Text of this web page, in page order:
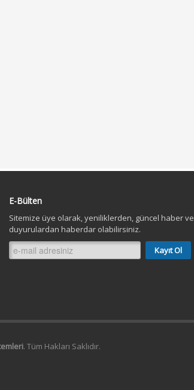
E-Bülten
Sitemize üye olarak, yeniliklerden, güncel haber ve
duyurulardan haberdar olabilirsiniz.
. Tüm Hakları Saklıdır.